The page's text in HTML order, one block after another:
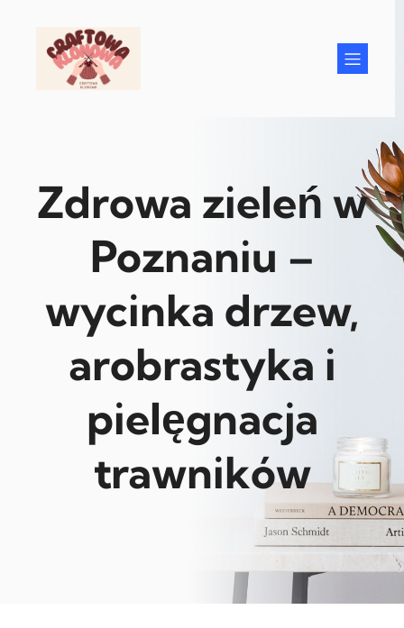
Zdrowa zieleń w
Poznaniu –
wycinka drzew,
arobrastyka i
pielęgnacja
trawników